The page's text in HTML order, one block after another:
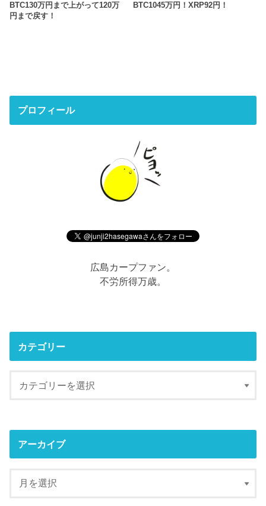
BTC130万円まで上がって120万
円まで戻す！
BTC1045万円！XRP92円！
プロフィール
広島カープファン。
不労所得万歳。
カテゴリー
アーカイブ